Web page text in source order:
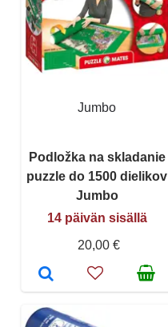
Jumbo
Podložka na skladanie
puzzle do 1500 dielikov
Jumbo
14 päivän sisällä
20,00 €